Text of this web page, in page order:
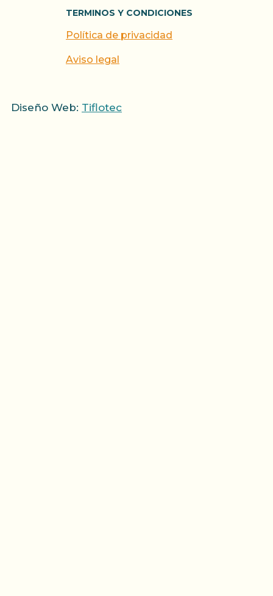
TERMINOS Y CONDICIONES
Política de privacidad
Aviso legal
Diseño Web: Tiflotec